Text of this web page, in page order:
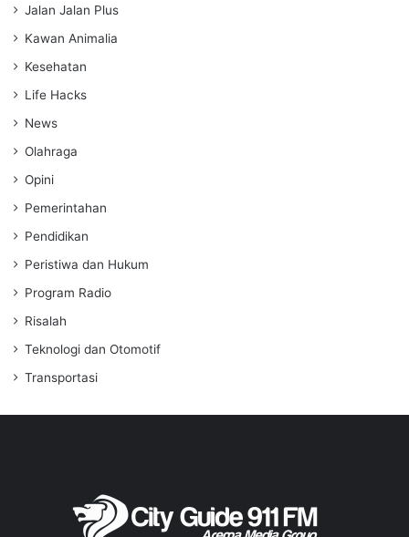
Jalan Jalan Plus
Kawan Animalia
Kesehatan
Life Hacks
News
Olahraga
Opini
Pemerintahan
Pendidikan
Peristiwa dan Hukum
Program Radio
Risalah
Teknologi dan Otomotif
Transportasi